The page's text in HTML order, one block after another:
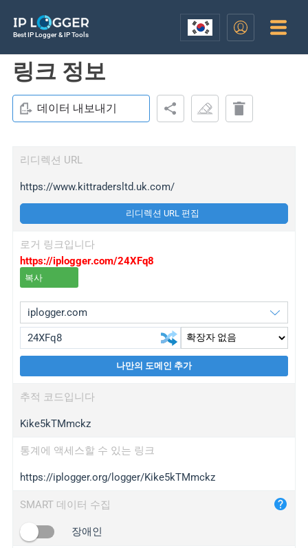
Best IP Logger & IP Tools
링크 정보
데이터 내보내기
리디렉션 URL
https://www.kittradersltd.uk.com/
리디렉션 URL 편집
로거 링크입니다
https://iplogger.com/24XFq8
복사
wl.gl
ed.tc
bc.ax
iplogger.com
maper.info
2no.co
나만의 도메인 추가
추적 코드입니다
Kike5kTMmckz
통계에 액세스할 수 있는 링크
https://iplogger.org/logger/Kike5kTMmckz
SMART 데이터 수집
장애인